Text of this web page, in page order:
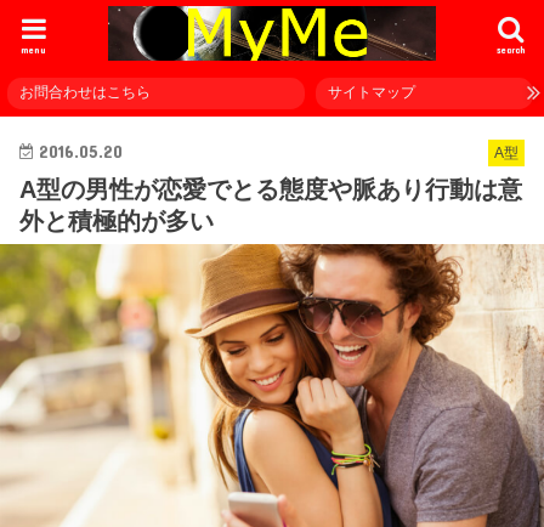
search
menu
お問合わせはこちら サイトマップ
A型
2016.05.20
A型の男性が恋愛でとる態度や脈あり行動は意
外と積極的が多い